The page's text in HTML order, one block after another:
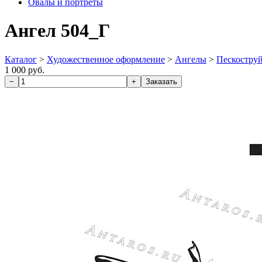
Овалы и портреты
Ангел 504_Г
Каталог > Художественное оформление > Ангелы >
1 000 руб.